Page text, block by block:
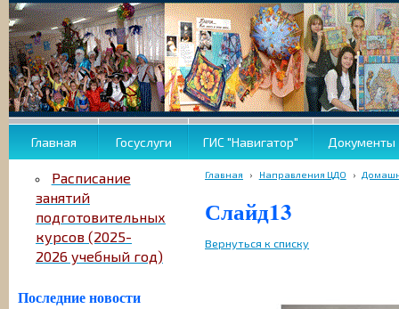
Главная Госуслуги ГИС "Навигатор" Документы
Расписание
занятий
подготовительных
курсов (2025-
2026 учебный год)
Последние новости
Главная › Направления ЦДО ›
Слайд13
Вернуться к списку